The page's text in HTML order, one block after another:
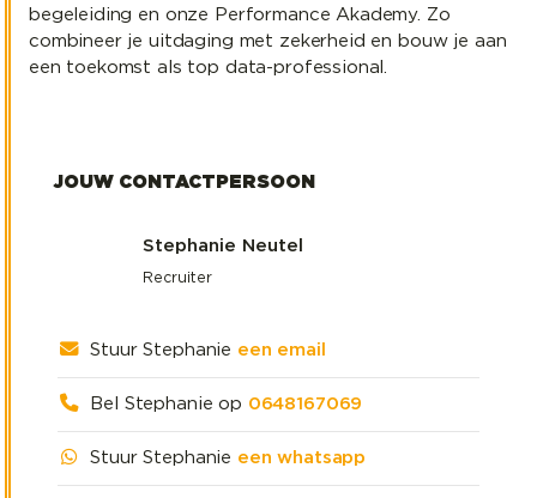
begeleiding en onze Performance Akademy. Zo
combineer je uitdaging met zekerheid en bouw je aan
een toekomst als top data-professional.
JOUW CONTACTPERSOON
Stephanie Neutel
Recruiter
Stuur Stephanie een email
Bel Stephanie op 0648167069
Stuur Stephanie een whatsapp